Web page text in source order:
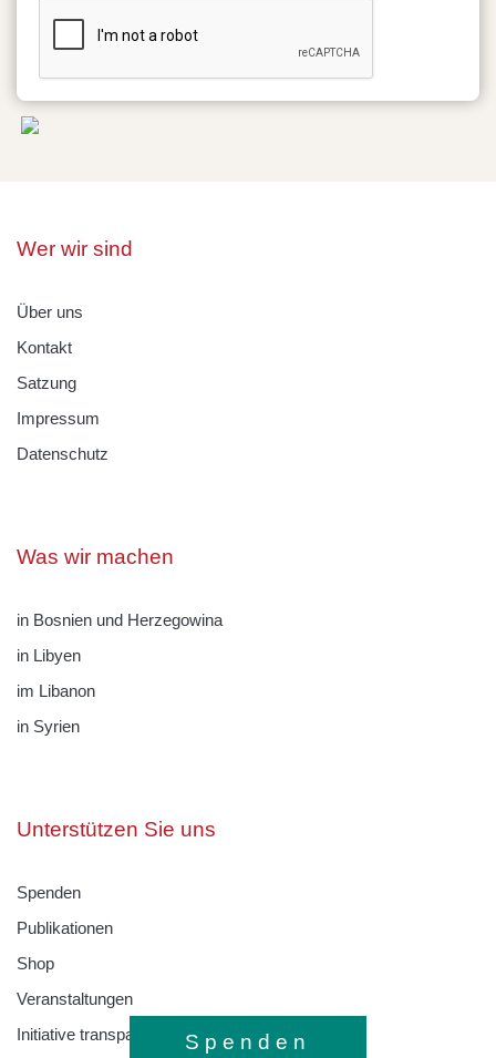
Spenden
Wer wir sind
Über uns
Kontakt
Satzung
Impressum
Datenschutz
Was wir machen
in Bosnien und Herzegowina
in Libyen
im Libanon
in Syrien
Unterstützen Sie uns
Spenden
Publikationen
Shop
Veranstaltungen
Initiative transparente Zivilgesellschaft